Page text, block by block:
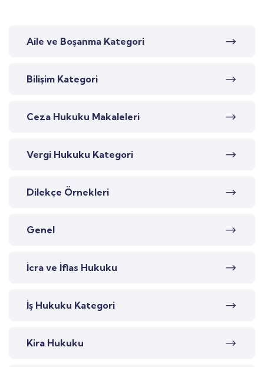
Aile ve Boşanma Kategori
Bilişim Kategori
Ceza Hukuku Makaleleri
Vergi Hukuku Kategori
Dilekçe Örnekleri
Genel
İcra ve İflas Hukuku
İş Hukuku Kategori
Kira Hukuku